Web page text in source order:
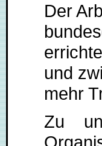
Der
und
mehr
Zu